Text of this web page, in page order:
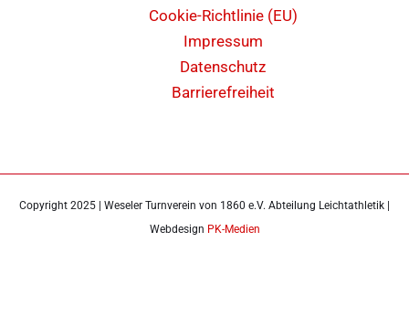
Cookie-Richtlinie (EU)
Impressum
Datenschutz
Barrierefreiheit
Copyright 2025 | Weseler Turnverein von 1860 e.V. Abteilung Leichtathletik |
Webdesign PK-Medien